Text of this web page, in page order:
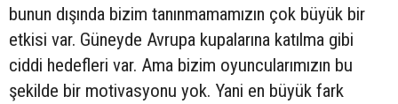
bunun dışında bizim tanınmamamızın çok büyük bir
etkisi var. Güneyde Avrupa kupalarına katılma gibi
ciddi hedefleri var. Ama bizim oyuncularımızın bu
şekilde bir motivasyonu yok. Yani en büyük fark